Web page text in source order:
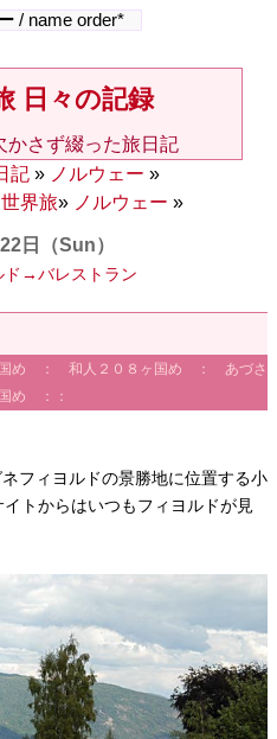
/ name order*
日々の記録
かさず綴った旅日記
記 » ノルウェー »
世界旅» ノルウェー »
日（Sun）
→バレストラン
め ： 和人２０８ヶ国め ： あづさ
め ：：
フィヨルドの景勝地に位置する小
トからはいつもフィヨルドが見